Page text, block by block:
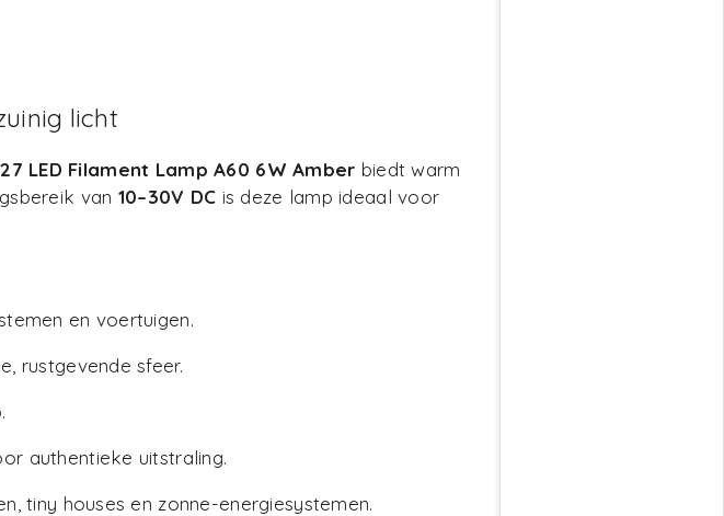
licht
LED Filament Lamp A60 6W Amber biedt warm
van 10–30V DC is deze lamp ideaal voor
en voertuigen.
rustgevende sfeer.
authentieke uitstraling.
tiny houses en zonne-energiesystemen.